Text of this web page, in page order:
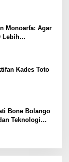
Monoarfa: Agar
Lebih
Kades Toto
Bone Bolango
Teknologi